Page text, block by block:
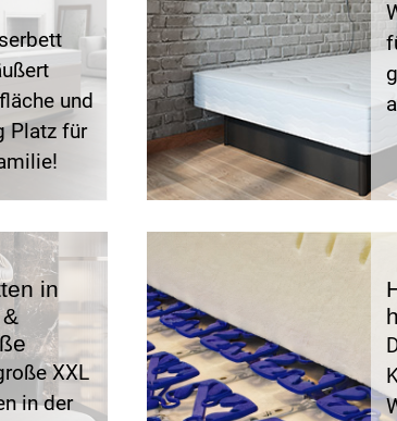
und
Platz für
in
XXL
in der